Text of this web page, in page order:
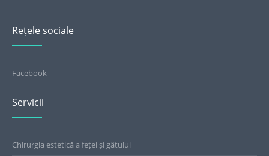
Rețele sociale
Facebook
Servicii
Chirurgia estetică a feței și gâtului